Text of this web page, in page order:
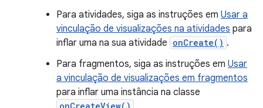
Para atividades, siga as instruções em Usar a
vinculação de visualizações na atividades para
inflar uma na sua atividade onCreate() .
Para fragmentos, siga as instruções em Usar
a vinculação de visualizações em fragmentos
para inflar uma instância na classe